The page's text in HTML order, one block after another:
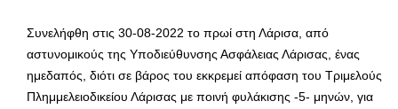
Συνελήφθη στις 30-08-2022 το πρωί στη Λάρισα, από
αστυνομικούς της Υποδιεύθυνσης Ασφάλειας Λάρισας, ένας
ημεδαπός, διότι σε βάρος του εκκρεμεί απόφαση του Τριμελούς
Πλημμελειοδικείου Λάρισας με ποινή φυλάκισης -5- μηνών, για